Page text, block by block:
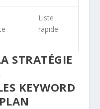
Liste
rapide
STRATÉGIE
KEYWORD